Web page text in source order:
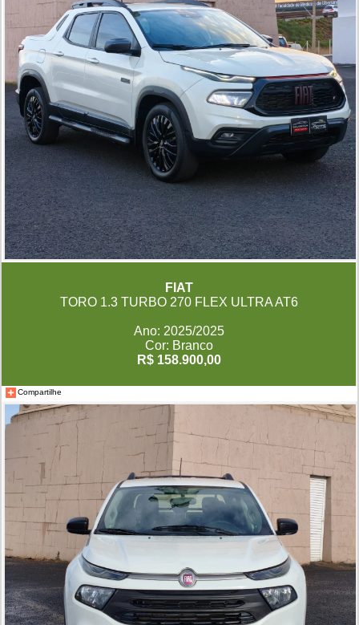
FIAT
TORO 1.3 TURBO 270 FLEX ULTRA AT6
Ano: 2025/2025
Cor: Branco
R$ 158.900,00
Compartilhe